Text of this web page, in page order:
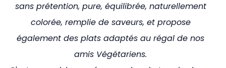
sans prétention, pure, équilibrée, naturellement
colorée, remplie de saveurs, et propose
également des plats adaptés au régal de nos
amis Végétariens.